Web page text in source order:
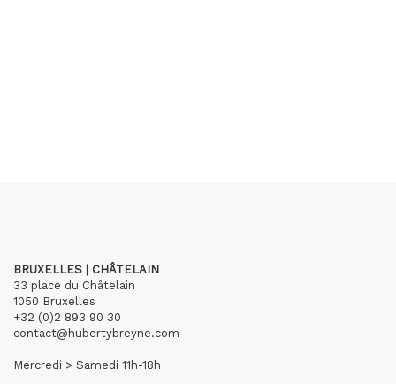
BRUXELLES | CHÂTELAIN
33 place du Châtelain
1050 Bruxelles
+32 (0)2 893 90 30
contact@hubertybreyne.com
Mercredi > Samedi 11h-18h